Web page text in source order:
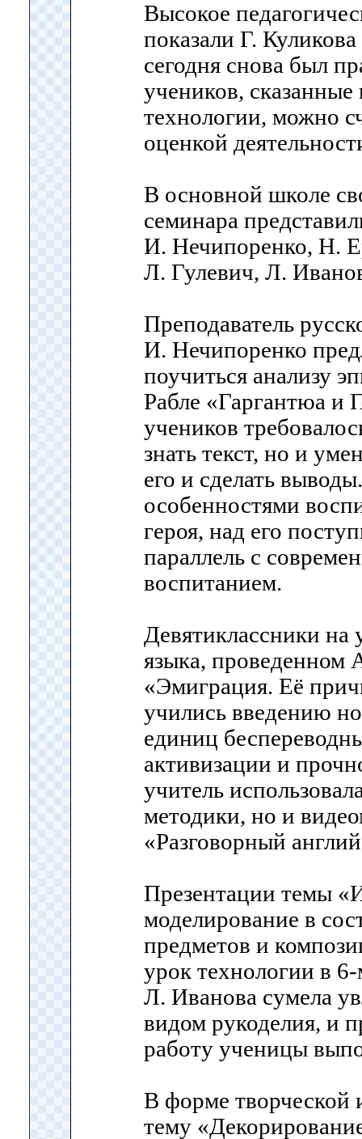
Высокое
показали Г.
сегодня снова был
учеников, сказанные
технологии, можно
оценкой
В основной школе
семинара
И. Нечипоренко, Н.
Л. Гулевич, Л.
Преподаватель
И. Нечипоренко
поучиться анализу
Рабле «Гаргантюа и
учеников
знать текст, но и
его и сделать
особенностями
героя, над его
параллель с
воспитанием.
Девятиклассники на
языка, проведенном
«Эмиграция. Её
учились введению
единиц
активизации и
учитель
методики, но и
«Разговорный
Презентации темы
моделирование в
предметов и
урок технологии в
Л. Иванова сумела
видом рукоделия, и
работу ученицы
В форме творческой
тему